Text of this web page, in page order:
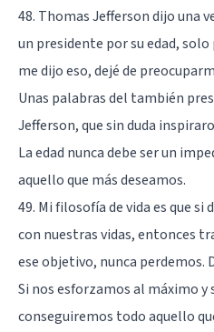
48. Thomas Jefferson dijo una
un presidente por su edad, solo
me dijo eso, dejé de
Unas palabras del también
Jefferson, que sin duda
La edad nunca debe ser un
aquello que más deseamos.
49. Mi filosofía de vida es que si
con nuestras vidas, entonces
ese objetivo, nunca perdemos.
Si nos esforzamos al máximo y
conseguiremos todo aquello